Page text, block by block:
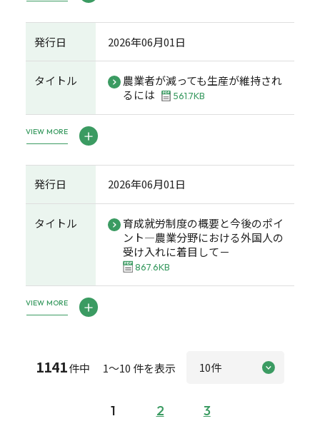
発行日 2026年06月01日
タイトル
農業者が減っても生産が維持され
るには
561.7KB
VIEW MORE
発行日 2026年06月01日
タイトル
育成就労制度の概要と今後のポイ
ント―農業分野における外国人の
受け入れに着目して－
867.6KB
VIEW MORE
1141件中 1～10 件を表示
1 2 3